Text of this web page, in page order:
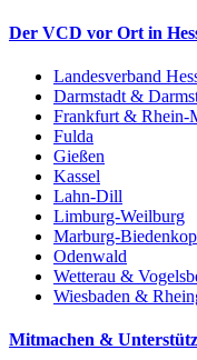
Der VCD vor Ort in
Landesverband
Darmstadt &
Frankfurt & Rhein-
Fulda
Gießen
Kassel
Lahn-Dill
Limburg-Weilburg
Marburg-
Odenwald
Wetterau &
Wiesbaden &
Mitmachen &